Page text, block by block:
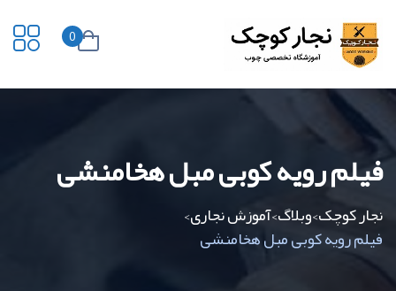
0
فیلم رویه کوبی مبل هخامنشی
نجار کوچک>وبلاگ>آموزش نجاری>
فیلم رویه کوبی مبل هخامنشی